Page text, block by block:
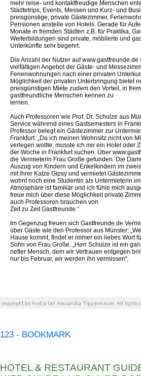
mehr reise- und kontaktfreudige Menschen
Städtetrips, Events, Messen und Kurz- und
preisgünstige, private Gästezimmer,
Pensionen anstelle von Hotels. Gerade für
Monate in fremden Städten z.B. für Praktika,
Weiterbildungen sind private, möblierte und
Unterkünfte sehr begehrt.
Die Anzahl der Nutzer auf
vielfältigen Angebot der Gäste- und
Ferienwohnungen nach einer privaten
Möglichkeit der privaten Unterbringung bietet
preisgünstigen Miete zudem den Vorteil, in
gastfreundliche Menschen kennen zu
lernen.
Auch Professoren wie Prof. Dr. Schulze aus
Service während eines Gastsemesters in
Professor belegt ein Gästezimmer zur
Frankfurt: „Da ich meinen Wohnsitz nicht von
verlegen wollte, musste ich mir ein Hotel oder
der Woche in Frankfurt suchen. Über
die Vermieterin Frau Große gefunden. Die
Auszug von Kindern und Enkelkindern im
mit ihrer Katze Gipsy und vermietet
wohnt noch eine Studentin als Untermieterin
Atmosphäre ist familiär und ich fühle mich
freue mich über diese Möglichkeit private
auch Professoren brauchen von
Zeit zu Zeit Gastfreunde.“
Im Gegenzug freuen sich Gastfreunde.de
über Gäste wie den Professor aus Münster:
Hause kommt, findet er immer ein liebes Wort
Sohn von Frau Große. „Herr Schulze ist ein
netter Mensch, dem wir Vertrauen entgegen
nur bis Februar, wir werden ihn vermissen“.
123 - BOOKMARK
HOTEL & RESTAURANT